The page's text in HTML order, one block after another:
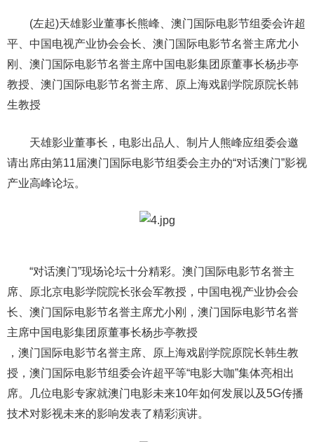
(左起)天雄影业董事长熊峰、澳门国际电影节组委会许超
平、中国电视产业协会会长、澳门国际电影节名誉主席尤小
刚、澳门国际电影节名誉主席中国电影集团原董事长杨步亭
教授、澳门国际电影节名誉主席、原上海戏剧学院原院长韩
生教授
天雄影业董事长，电影出品人、制片人熊峰应组委会邀
请出席由第11届澳门国际电影节组委会主办的“对话澳门”影视
产业高峰论坛。
“对话澳门”现场论坛十分精彩。澳门国际电影节名誉主
席、原北京电影学院院长张会军教授，中国电视产业协会会
长、澳门国际电影节名誉主席尤小刚，澳门国际电影节名誉
主席中国电影集团原董事长杨步亭教授
，澳门国际电影节名誉主席、原上海戏剧学院原院长韩生教
授，澳门国际电影节组委会许超平等“电影大咖”集体亮相出
席。几位电影专家就澳门电影未来10年如何发展以及5G传播
技术对影视未来的影响发表了精彩演讲。